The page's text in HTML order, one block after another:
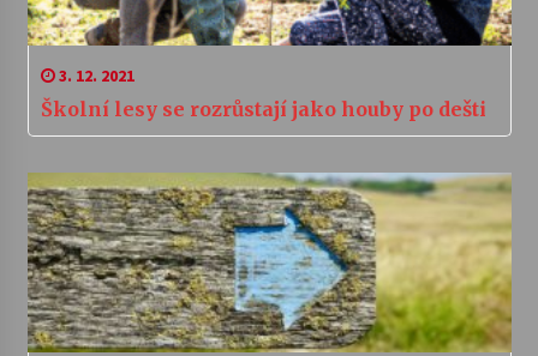
3. 12. 2021
Školní lesy se rozrůstají jako houby po dešti